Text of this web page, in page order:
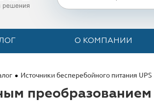
О КОМПАНИИ
Источники бесперебойного питания UPS
преобразованием